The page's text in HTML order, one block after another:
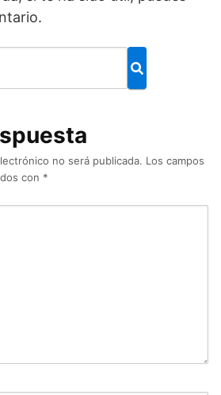
no será publicada. Los campos
con *